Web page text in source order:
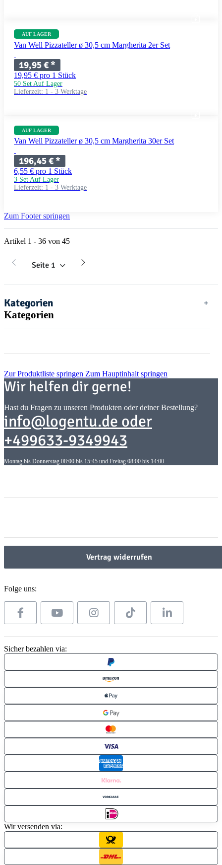
AUF LAGER
Van Well Pizzateller ø 30,5 cm Margherita 2er Set
19,95 €*
19,95 € pro 1 Stück
50 Set Auf Lager
Lieferzeit: 1 - 3 Werktage
AUF LAGER
Van Well Pizzateller ø 30,5 cm Margherita 30er Set
196,45 €*
6,55 € pro 1 Stück
3 Set Auf Lager
Lieferzeit: 1 - 3 Werktage
Zum Footer springen
Artikel 1 - 36 von 45
Seite 1
Kategorien
Kategorien
Zur Produktliste springen Zum Hauptinhalt springen
Wir helfen dir gerne!
Hast du Fragen zu unseren Produkten oder deiner Bestellung?
info@logentu.de oder
+499633-9349943
Montag bis Donnerstag 08:00 bis 15:45 und Freitag 08:00 bis 14:00
Vertrag widerrufen
Folge uns:
Sicher bezahlen via:
Wir versenden via: